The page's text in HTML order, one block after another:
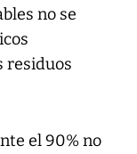
no se
residuos
el 90% no